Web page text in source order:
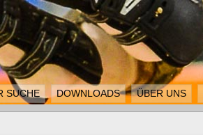
SUCHE DOWNLOADS ÜBER UNS